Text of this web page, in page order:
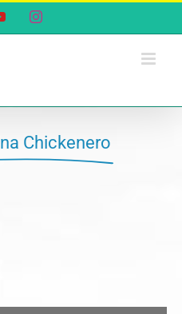
YouTubeInstagram
Chickenero